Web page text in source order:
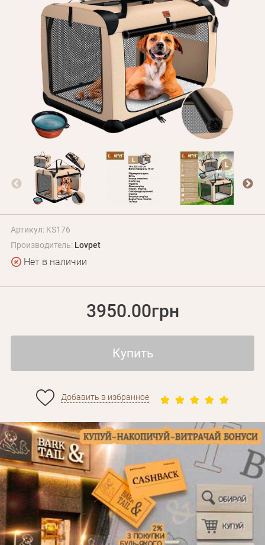
О КОМПАНИИ
БЛОГ
Оплата и доставка
Программа лояльности
О Нас
Оптовым клиентам
Контакты
+380 (95) 095-00-05
Артикул: KS176
Производитель: Lovpet
Нет в наличии
3950.00грн
Купить
Добавить в избранное
Забыли пароль?